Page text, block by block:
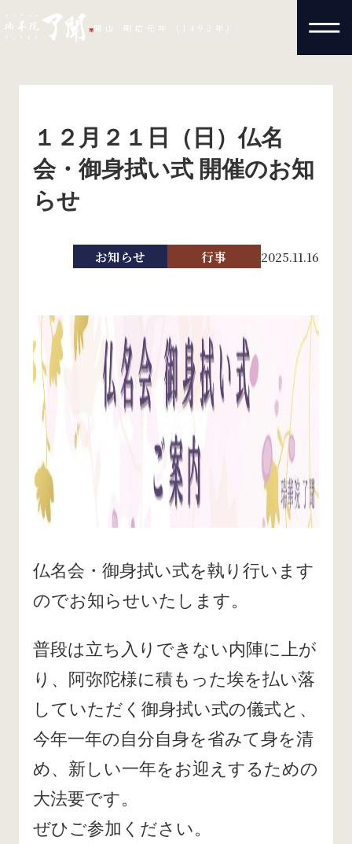
開山 明応元年 (1492年)
１２月２１日（日）仏名
会・御身拭い式 開催のお知
らせ
お知らせ 行事 2025.11.16
仏名会・御身拭い式を執り行います
のでお知らせいたします。
普段は立ち入りできない内陣に上が
り、阿弥陀様に積もった埃を払い落
していただく御身拭い式の儀式と、
今年一年の自分自身を省みて身を清
め、新しい一年をお迎えするための
大法要です。
ぜひご参加ください。